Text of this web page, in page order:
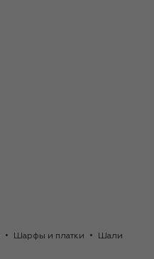
Шарфы и платки Шали